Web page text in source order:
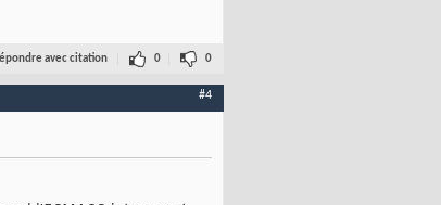
avec citation 0 0
#4